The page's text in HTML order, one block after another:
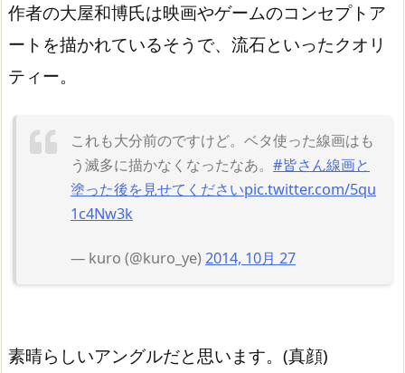
作者の大屋和博氏は映画やゲームのコンセプトア
ートを描かれているそうで、流石といったクオリ
ティー。
これも大分前のですけど。ベタ使った線画はも
う滅多に描かなくなったなあ。 #皆さん線画と
塗った後を見せてくださいpic.twitter.com/5qu
1c4Nw3k
— kuro (@kuro_ye)2014, 10月 27
素晴らしいアングルだと思います。(真顔)